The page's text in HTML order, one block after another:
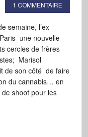
1 COMMENTAIRE
semaine, l’ex
une nouvelle
cercles de frères
Marisol
de son côté de faire
du cannabis… en
shoot pour les